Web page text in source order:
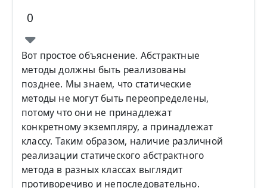
0
Вот простое объяснение. Абстрактные
методы должны быть реализованы
позднее. Мы знаем, что статические
методы не могут быть переопределены,
потому что они не принадлежат
конкретному экземпляру, а принадлежат
классу. Таким образом, наличие различной
реализации статического абстрактного
метода в разных классах выглядит
противоречиво и непоследовательно.